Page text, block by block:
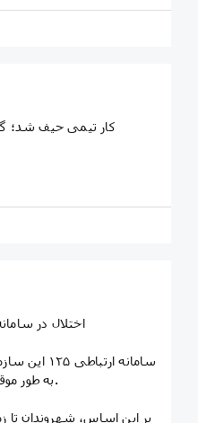
کار تیمی حیف شد؛
⭕️اختلال در سامانه ۱۲۵ آتش‌نشانی
سامانه
به طور موقت از دسترس خارج شده است.
بر این اساس، شهروندان تا